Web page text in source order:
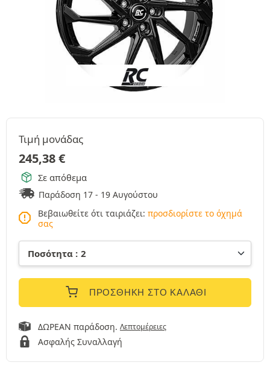
Τιμή μονάδας
245,38€
Σε απόθεμα
Παράδοση 17 - 19 Αυγούστου
Βεβαιωθείτε ότι ταιριάζει: προσδιορίστε το όχημά
σας
ΠΡΟΣΘΉΚΗ ΣΤΟ ΚΑΛΆΘΙ
ΔΩΡΕΑΝ παράδοση. Λεπτομέρειες
Ασφαλής Συναλλαγή